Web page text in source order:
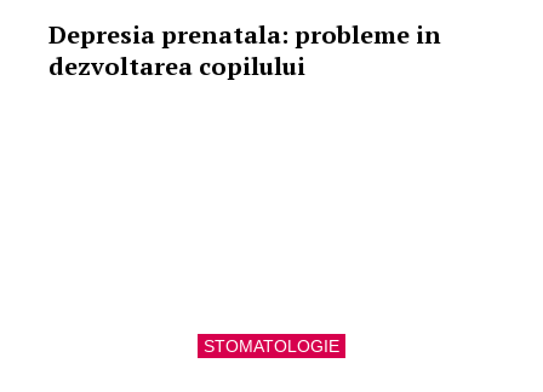
Depresia prenatala: probleme in
dezvoltarea copilului
STOMATOLOGIE